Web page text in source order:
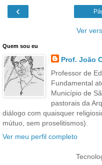
‹
Ver
Quem sou eu
Prof. João
Professor de
Fundamental
Município de
pastorais da
diálogo com quaisquer
mútuo, sem proselitismos).
Ver meu perfil completo